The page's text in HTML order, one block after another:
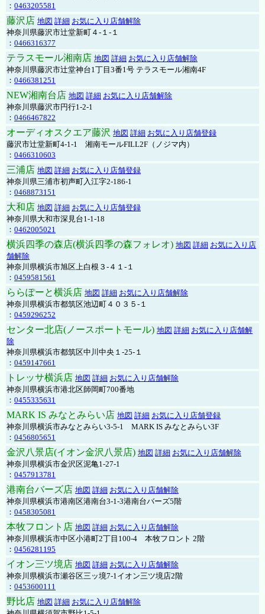
： 0463205581
藤沢店 地図 詳細 お気に入り店舗解除
神奈川県藤沢市辻堂新町４-１-１
： 0466316377
テラスモール湘南店 地図 詳細 お気に入り店舗解除
神奈川県藤沢市辻堂神台1丁目3番1号 テラスモール湘南4F
： 0466381251
NEW湘南台店 地図 詳細 お気に入り店舗解除
神奈川県藤沢市円行1-2-1
： 0466467822
オーディオスクエア藤沢 地図 詳細 お気に入り店舗登録
藤沢市辻堂新町4-1-1 湘南モールFILL2F（ノジマ内）
： 0466310603
三浦店 地図 詳細 お気に入り店舗登録
神奈川県三浦市初声町入江字2-186-1
： 0468873151
大和店 地図 詳細 お気に入り店舗登録
神奈川県大和市深見台1-1-18
： 0462005021
横浜四季の森店(横浜四季の森フォレオ) 地図 詳細 お気に入り店
舗解除
神奈川県横浜市旭区上白根３-４１-１
： 0459581561
ららぽーと横浜店 地図 詳細 お気に入り店舗解除
神奈川県横浜市都筑区池辺町４０３５-１
： 0459296252
センター北店(ノースポートモール) 地図 詳細 お気に入り店舗解
除
神奈川県横浜市都筑区中川中央１-25-１
： 0459147661
トレッサ横浜店 地図 詳細 お気に入り店舗解除
神奈川県横浜市港北区師岡町700番地
： 0455335631
MARK IS みなとみらい店 地図 詳細 お気に入り店舗登録
神奈川県横浜市みなとみらい3-5-1 MARK IS みなとみらい3F
： 0456805651
金沢八景店(イオン金沢八景店) 地図 詳細 お気に入り店舗解除
神奈川県横浜市金沢区泥亀1-27-1
： 0457913781
港南台バーズ店 地図 詳細 お気に入り店舗解除
神奈川県横浜市港南区港南台3-1-3港南台バーズ5階
： 0458305081
本牧フロント店 地図 詳細 お気に入り店舗解除
神奈川県横浜市中区小港町2丁目100-4 本牧フロント 2階
： 0456281195
イオン三ツ境店 地図 詳細 お気に入り店舗解除
神奈川県横浜市瀬谷区三ッ境7-1イオン三ツ境店2階
： 0453600111
野比店 地図 詳細 お気に入り店舗解除